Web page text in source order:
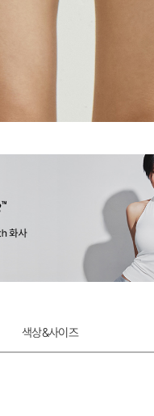
색상&사이즈